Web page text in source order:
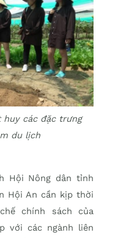
huy các đặc trưng
du lịch
Hội Nông dân tỉnh
Hội An cần kịp thời
chính sách của
với các ngành liên